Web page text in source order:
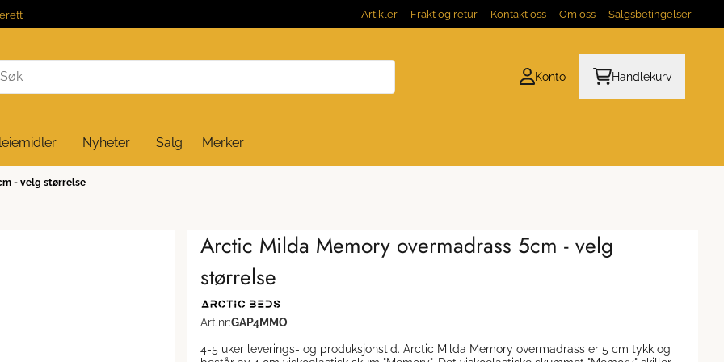
Artikler Frakt og retur Kontakt oss Om oss Salgsbetingelser
Konto Handlekurv
Nyheter Salg Merker
- velg størrelse
Arctic Milda Memory overmadrass 5cm - velg
størrelse
Art.nr:GAP4MMO
4-5 uker leverings- og produksjonstid. Arctic Milda Memory overmadrass er 5 cm tykk og